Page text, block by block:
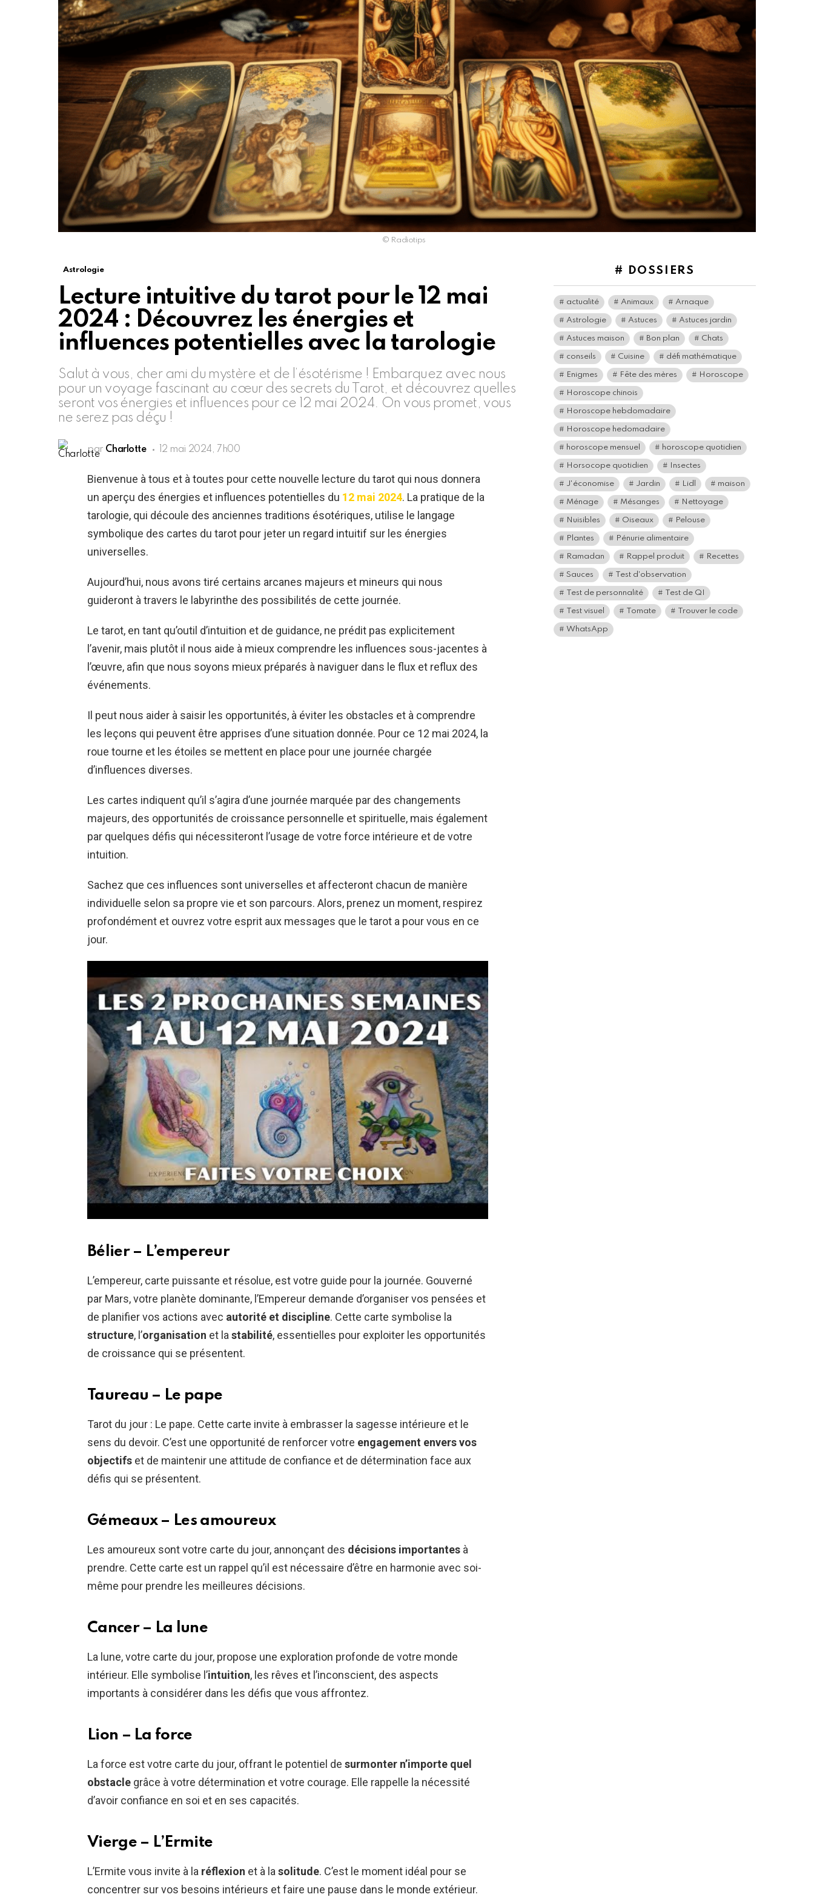
© Radiotips
Astrologie
Lecture intuitive du tarot pour le 12 mai
2024 : Découvrez les énergies et
influences potentielles avec la tarologie
Salut à vous, cher ami du mystère et de l’ésotérisme ! Embarquez avec nous
pour un voyage fascinant au cœur des secrets du Tarot, et découvrez quelles
seront vos énergies et influences pour ce 12 mai 2024. On vous promet, vous
ne serez pas déçu !
par Charlotte 12 mai 2024, 7h00
Bienvenue à tous et à toutes pour cette nouvelle lecture du tarot qui nous donnera
un aperçu des énergies et influences potentielles du 12 mai 2024. La pratique de la
tarologie, qui découle des anciennes traditions ésotériques, utilise le langage
symbolique des cartes du tarot pour jeter un regard intuitif sur les énergies
universelles.
Aujourd’hui, nous avons tiré certains arcanes majeurs et mineurs qui nous
guideront à travers le labyrinthe des possibilités de cette journée.
Le tarot, en tant qu’outil d’intuition et de guidance, ne prédit pas explicitement
l’avenir, mais plutôt il nous aide à mieux comprendre les influences sous-jacentes à
l’œuvre, afin que nous soyons mieux préparés à naviguer dans le flux et reflux des
événements.
Il peut nous aider à saisir les opportunités, à éviter les obstacles et à comprendre
les leçons qui peuvent être apprises d’une situation donnée. Pour ce 12 mai 2024, la
roue tourne et les étoiles se mettent en place pour une journée chargée
d’influences diverses.
Les cartes indiquent qu’il s’agira d’une journée marquée par des changements
majeurs, des opportunités de croissance personnelle et spirituelle, mais également
par quelques défis qui nécessiteront l’usage de votre force intérieure et de votre
intuition.
Sachez que ces influences sont universelles et affecteront chacun de manière
individuelle selon sa propre vie et son parcours. Alors, prenez un moment, respirez
profondément et ouvrez votre esprit aux messages que le tarot a pour vous en ce
jour.
Bélier – L’empereur
L’empereur, carte puissante et résolue, est votre guide pour la journée. Gouverné
par Mars, votre planète dominante, l’Empereur demande d’organiser vos pensées et
de planifier vos actions avec autorité et discipline. Cette carte symbolise la
structure, l’organisation et lastabilité, essentielles pour exploiter les opportunités
de croissance qui se présentent.
Taureau – Le pape
Tarot du jour : Le pape. Cette carte invite à embrasser la sagesse intérieure et le
sens du devoir. C’est une opportunité de renforcer votre engagement envers vos
objectifs et de maintenir une attitude de confiance et de détermination face aux
défis qui se présentent.
Gémeaux – Les amoureux
Les amoureux sont votre carte du jour, annonçant des décisions importantes à
prendre. Cette carte est un rappel qu’il est nécessaire d’être en harmonie avec soi-
même pour prendre les meilleures décisions.
Cancer – La lune
La lune, votre carte du jour, propose une exploration profonde de votre monde
intérieur. Elle symbolise l’intuition, les rêves et l’inconscient, des aspects
importants à considérer dans les défis que vous affrontez.
Lion – La force
La force est votre carte du jour, offrant le potentiel de surmonter n’importe quel
obstacle grâce à votre détermination et votre courage. Elle rappelle la nécessité
d’avoir confiance en soi et en ses capacités.
Vierge – L’Ermite
L’Ermite vous invite à la réflexion et à lasolitude. C’est le moment idéal pour se
concentrer sur vos besoins intérieurs et faire une pause dans le monde extérieur.
# DOSSIERS
actualité Animaux Arnaque
Astrologie Astuces Astuces jardin
Astuces maison Bon plan Chats
conseils Cuisine défi mathématique
Enigmes Fête des mères Horoscope
Horoscope chinois
Horoscope hebdomadaire
Horoscope hedomadaire
horoscope mensuel horoscope quotidien
Horsocope quotidien Insectes
J'économise Jardin Lidl maison
Ménage Mésanges Nettoyage
Nuisibles Oiseaux Pelouse
Plantes Pénurie alimentaire
Ramadan Rappel produit Recettes
Sauces Test d'observation
Test de personnalité Test de QI
Test visuel Tomate Trouver le code
WhatsApp